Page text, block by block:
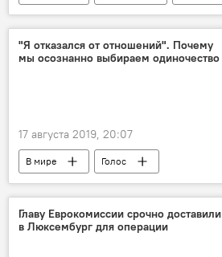
соревнования
рекорд
Танковый биатлон
"Я отказался от отношений". Почему
мы осознанно выбираем одиночество
17 августа 2019, 20:07
В мире Голос
Главу Еврокомиссии срочно доставили
в Люксембург для операции